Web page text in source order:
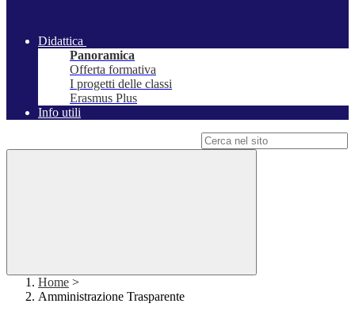
Didattica
Panoramica
Offerta formativa
I progetti delle classi
Erasmus Plus
Info utili
Home >
Amministrazione Trasparente